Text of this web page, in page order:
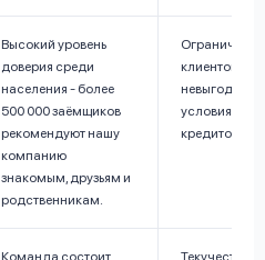
Высокий уровень
доверия среди
населения - более
500 000 заёмщиков
рекомендуют нашу
компанию
знакомым, друзьям и
родственникам.
клиентов в
условиями